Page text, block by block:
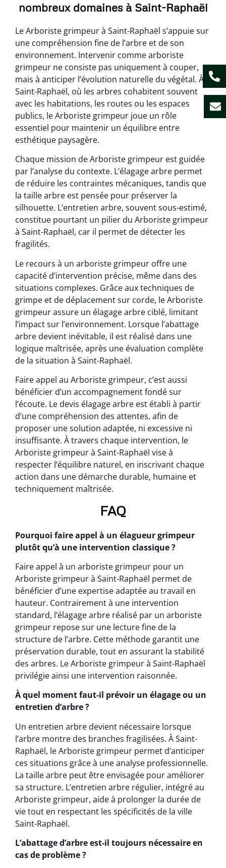
nombreux domaines à Saint-Raphaël
Le Arboriste grimpeur à Saint-Raphaël s’appuie sur
une compréhension fine de l’arbre et de son
environnement. Intervenir comme arboriste
grimpeur ne consiste pas uniquement à couper,
mais à anticiper l’évolution naturelle du végétal. À
Saint-Raphaël, où les arbres cohabitent souvent
avec les habitations, les routes ou les espaces
publics, le Arboriste grimpeur joue un rôle
essentiel pour maintenir un équilibre entre
esthétique paysagère.
Chaque mission de Arboriste grimpeur est guidée
par l’analyse du contexte. L’élagage arbre permet
de réduire les contraintes mécaniques, tandis que
la taille arbre est pensée pour préserver la
silhouette. L’entretien arbre, souvent sous-estimé,
constitue pourtant un pilier du Arboriste grimpeur
à Saint-Raphaël, car il permet de détecter les
fragilités.
Le recours à un arboriste grimpeur offre une
capacité d’intervention précise, même dans des
situations complexes. Grâce aux techniques de
grimpe et de déplacement sur corde, le Arboriste
grimpeur assure un élagage arbre ciblé, limitant
l’impact sur l’environnement. Lorsque l’abattage
arbre devient inévitable, il est réalisé dans une
logique maîtrisée, après une évaluation complète
de la situation à Saint-Raphaël.
Faire appel au Arboriste grimpeur, c’est aussi
bénéficier d’un accompagnement fondé sur
l’écoute. Le devis élagage arbre est établi à partir
d’une compréhension des attentes, afin de
proposer une solution adaptée, ni excessive ni
insuffisante. À travers chaque intervention, le
Arboriste grimpeur à Saint-Raphaël vise à
respecter l’équilibre naturel, en inscrivant chaque
action dans une démarche durable, humaine et
techniquement maîtrisée.
FAQ
Pourquoi faire appel à un élagueur grimpeur
plutôt qu’à une intervention classique ?
Faire appel à un arboriste grimpeur pour un
Arboriste grimpeur à Saint-Raphaël permet de
bénéficier d’une expertise adaptée au travail en
hauteur. Contrairement à une intervention
standard, l’élagage arbre réalisé par un arboriste
grimpeur repose sur une lecture fine de la
structure de l’arbre. Cette méthode garantit une
préservation durable, tout en assurant la stabilité
des arbres. Le Arboriste grimpeur à Saint-Raphaël
privilégie ainsi une intervention raisonnée.
À quel moment faut-il prévoir un élagage ou un
entretien d’arbre ?
Un entretien arbre devient nécessaire lorsque
l’arbre montre des branches fragilisées. À Saint-
Raphaël, le Arboriste grimpeur permet d’anticiper
ces situations grâce à une analyse professionnelle.
La taille arbre peut être envisagée pour améliorer
sa structure. L’entretien arbre régulier, intégré au
Arboriste grimpeur, aide à prolonger la durée de
vie tout en respectant les spécificités de la ville
Saint-Raphaël.
L’abattage d’arbre est-il toujours nécessaire en
cas de problème ?